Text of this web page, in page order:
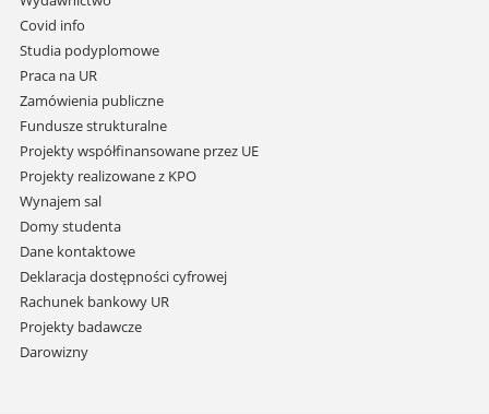
do
treści
Covid info
Studia podyplomowe
Praca na UR
Zamówienia publiczne
Fundusze strukturalne
Projekty współfinansowane przez UE
Projekty realizowane z KPO
Wynajem sal
Domy studenta
Dane kontaktowe
Deklaracja dostępności cyfrowej
Rachunek bankowy UR
Projekty badawcze
Darowizny